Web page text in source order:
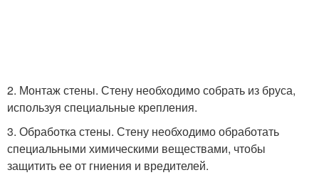
2. Монтаж стены. Стену необходимо собрать из бруса,
используя специальные крепления.
3. Обработка стены. Стену необходимо обработать
специальными химическими веществами, чтобы
защитить ее от гниения и вредителей.